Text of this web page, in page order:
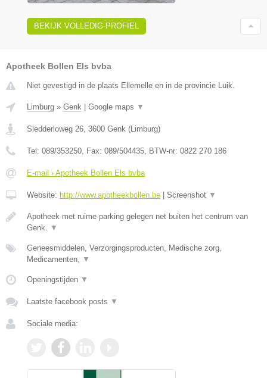
BEKIJK VOLLEDIG PROFIEL
Apotheek Bollen Els bvba
Niet gevestigd in de plaats Ellemelle en in de provincie Luik.
Limburg » Genk | Google maps ▼
Sledderloweg 26 3600 Genk (Limburg)
Tel: 089/353250 , Fax: 089/504435 , BTW-nr: 0822 270 186
E-mail › Apotheek Bollen Els bvba
Website: http://www.apotheekbollen.be | Screenshot ▼
Apotheek met ruime parking gelegen net buiten het centrum van
Genk.
▼
Geneesmiddelen, Verzorgingsproducten, Medische zorg,
Medicamenten,
▼
Openingstijden ▼
Laatste facebook posts ▼
Sociale media: